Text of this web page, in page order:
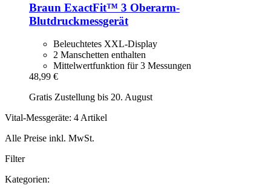
Braun ExactFit™ 3 Oberarm-​
Blutdruckmessgerät
Beleuchtetes XXL-Display
2 Manschetten enthalten
Mittelwertfunktion für 3 Messungen
48,99 €
Gratis Zustellung bis 20. August
Vital-Messgeräte: 4 Artikel
Alle Preise inkl. MwSt.
Filter
Kategorien: